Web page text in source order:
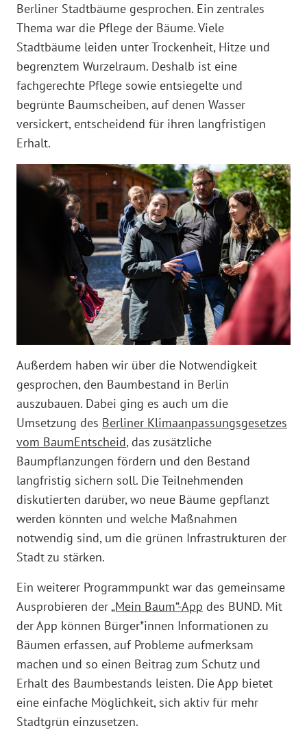
Berliner Stadtbäume gesprochen. Ein zentrales
Thema war die Pflege der Bäume. Viele
Stadtbäume leiden unter Trockenheit, Hitze und
begrenztem Wurzelraum. Deshalb ist eine
fachgerechte Pflege sowie entsiegelte und
begrünte Baumscheiben, auf denen Wasser
versickert, entscheidend für ihren langfristigen
Erhalt.
Außerdem haben wir über die Notwendigkeit
gesprochen, den Baumbestand in Berlin
auszubauen. Dabei ging es auch um die
Umsetzung des Berliner Klimaanpassungsgesetzes
vom BaumEntscheid, das zusätzliche
Baumpflanzungen fördern und den Bestand
langfristig sichern soll. Die Teilnehmenden
diskutierten darüber, wo neue Bäume gepflanzt
werden könnten und welche Maßnahmen
notwendig sind, um die grünen Infrastrukturen der
Stadt zu stärken.
Ein weiterer Programmpunkt war das gemeinsame
Ausprobieren der„Mein Baum“-App des BUND. Mit
der App können Bürger*innen Informationen zu
Bäumen erfassen, auf Probleme aufmerksam
machen und so einen Beitrag zum Schutz und
Erhalt des Baumbestands leisten. Die App bietet
eine einfache Möglichkeit, sich aktiv für mehr
Stadtgrün einzusetzen.